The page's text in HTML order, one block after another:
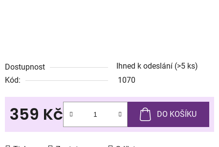
Dostupnost Ihned k odeslání (>5 ks)
Kód:
1070
359 Kč DO KOŠÍKU